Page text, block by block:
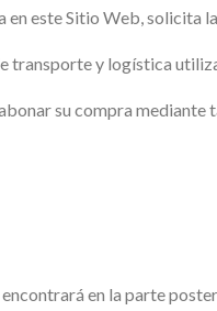
en este Sitio Web,
transporte y logística
su compra
en la parte